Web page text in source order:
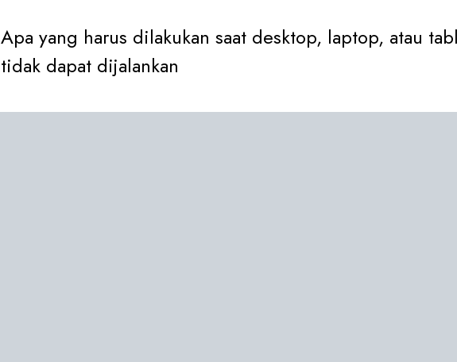
Apa yang harus dilakukan saat desktop, laptop, atau
tidak dapat dijalankan